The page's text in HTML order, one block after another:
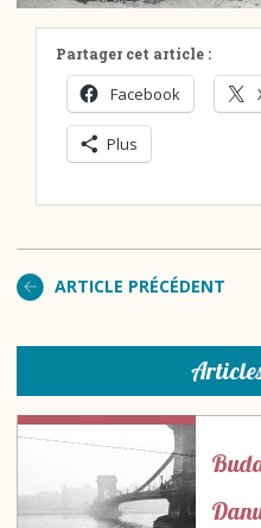
Partager cet article :
Facebook
Plus
ARTICLE PRÉCÉDENT